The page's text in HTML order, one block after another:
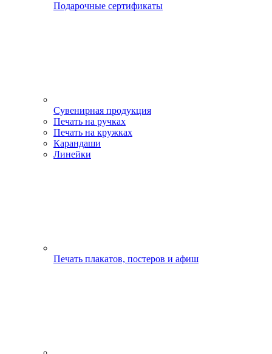
Подарочные сертификаты
Сувенирная продукция
Печать на ручках
Печать на кружках
Карандаши
Линейки
Печать плакатов, постеров и афиш